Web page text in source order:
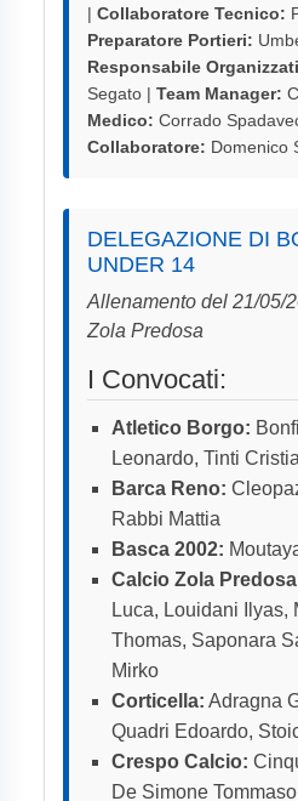
| Collaboratore Tecnico:
Preparatore Portieri:
Responsabile
Segato | Team Manager:
Medico: Corrado
Collaboratore: Domenico
DELEGAZIONE DI
UNDER 14
Allenamento del 21/05/
Zola Predosa
I Convocati:
Atletico Borgo:
Leonardo, Tinti
Barca Reno:
Rabbi Mattia
Basca 2002:
Calcio Zola
Luca, Louidani Ilyas,
Thomas, Saponara
Mirko
Corticella: Adragna
Quadri Edoardo,
Crespo Calcio:
De Simone